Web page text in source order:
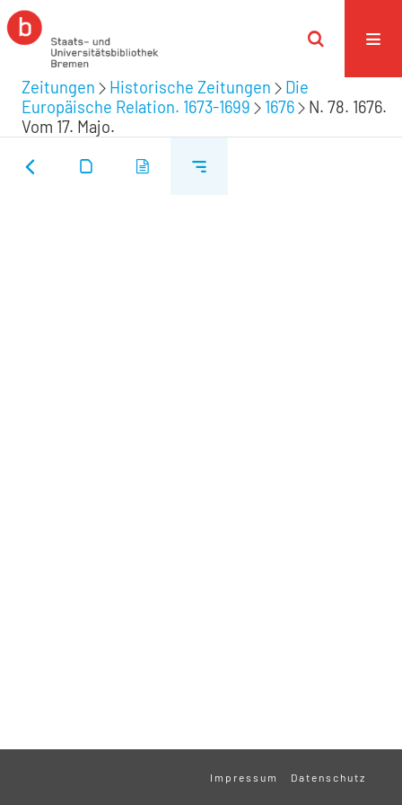
Zeitungen Historische Zeitungen
Die
Europäische Relation. 1673-1699
1676
N. 78. 1676.
Vom 17. Majo.
Impressum Datenschutz